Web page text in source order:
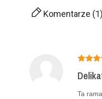
Komentarze (1)
Ta